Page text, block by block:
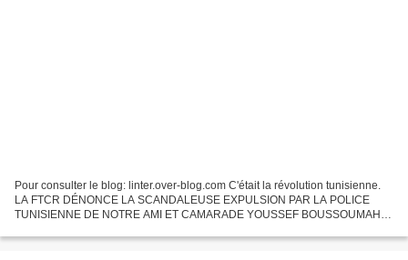
Pour consulter le blog: linter.over-blog.com C'était la révolution tunisienne.
LA FTCR DÉNONCE LA SCANDALEUSE EXPULSION PAR LA POLICE
TUNISIENNE DE NOTRE AMI ET CAMARADE YOUSSEF BOUSSOUMAH
La...